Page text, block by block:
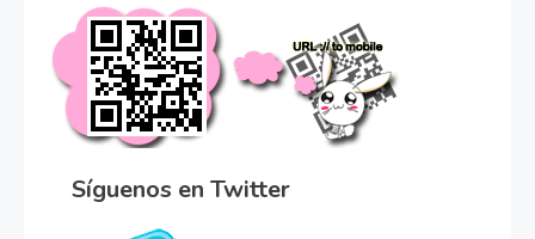
Síguenos en Twitter